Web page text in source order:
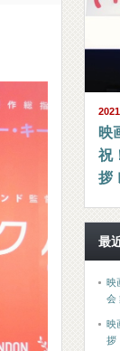
映
祝
拶
最
映
会
映
拶